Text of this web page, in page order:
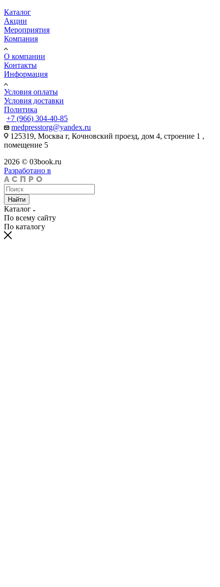
Каталог
Акции
Мероприятия
Компания
О компании
Контакты
Информация
Условия оплаты
Условия доставки
Политика
+7 (966) 304-40-85
medpresstorg@yandex.ru
125319, Москва г, Кочновский проезд, дом 4, строение 1 ,
помещение 5
2026 © 03book.ru
Разработано в
Найти
Каталог
По всему сайту
По каталогу